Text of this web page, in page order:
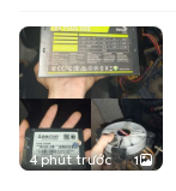
4 phút trước 1